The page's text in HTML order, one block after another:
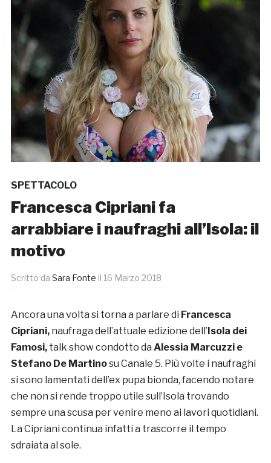
SPETTACOLO
Francesca Cipriani fa
arrabbiare i naufraghi all’Isola: il
motivo
Scritto da Sara Fonte il 16 Marzo 2018
Ancora una volta si torna a parlare di Francesca
Cipriani, naufraga dell’attuale edizione dell’Isola dei
Famosi, talk show condotto da Alessia Marcuzzi e
Stefano De Martinosu Canale 5. Più volte i naufraghi
si sono lamentati dell’ex pupa bionda, facendo notare
che non si rende troppo utile sull’Isola trovando
sempre una scusa per venire meno ai lavori quotidiani.
La Cipriani continua infatti a trascorre il tempo
sdraiata al sole.